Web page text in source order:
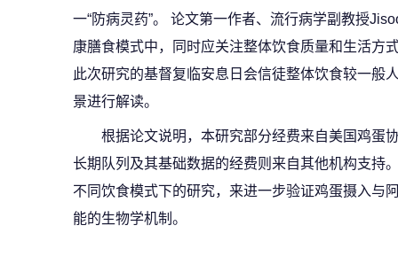
一“防病灵药”。 论文第一作者、流行病学副教授
康膳食模式中，同时应关注整体饮食质量和生活方
此次研究的基督复临安息日会信徒整体饮食较一般
景进行解读。
根据论文说明，本研究部分经费来自美国鸡蛋
长期队列及其基础数据的经费则来自其他机构支持
不同饮食模式下的研究，来进一步验证鸡蛋摄入与
能的生物学机制。